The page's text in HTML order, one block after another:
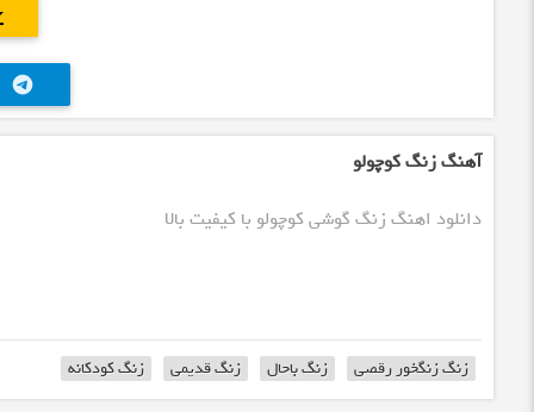
telegram
آهنگ زنگ کوچولو
دانلود اهنگ زنگ گوشی کوچولو با کیفیت بالا
زنگ زنگخور رقصی زنگ باحال زنگ قدیمی زنگ کودکانه